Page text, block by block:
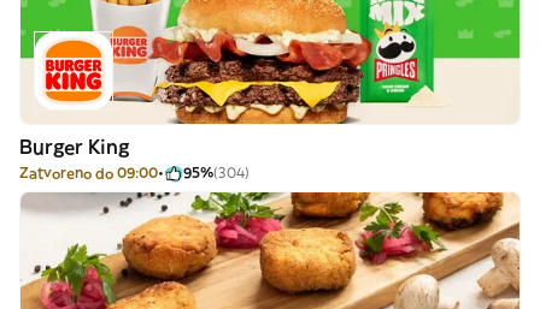
Burger King
Zatvoreno do 09:00 95%(304)